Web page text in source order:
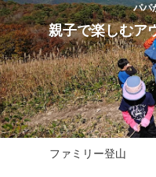
パパ
親子で楽しむア
ファミリー登山